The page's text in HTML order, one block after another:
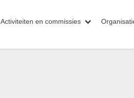
Activiteiten en commissies